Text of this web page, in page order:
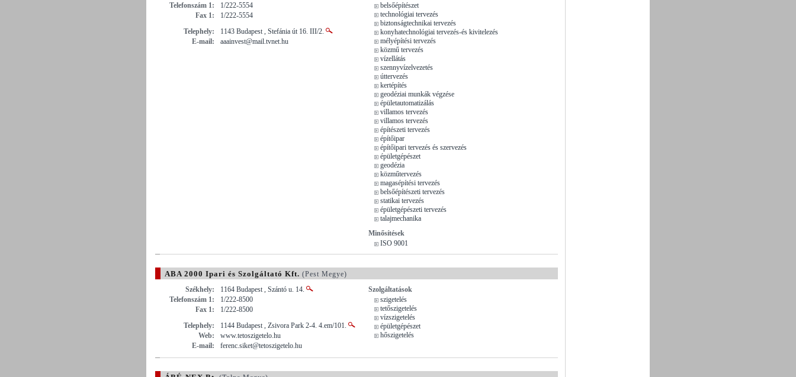
Telefonszám 1:
1/222-5554
Fax 1:
1/222-5554
Telephely:
1143 Budapest , Stefánia út 16. III/2.
E-mail:
aaainvest@mail.tvnet.hu
belsőépítészet
technológiai tervezés
biztonságtechnikai tervezés
konyhatechnológiai tervezés-és kivitelezés
mélyépítési tervezés
közmű tervezés
vízellátás
szennyvízelvezetés
úttervezés
kertépítés
geodéziai munkák végzése
épületautomatizálás
villamos tervezés
villamos tervezés
építészeti tervezés
építőipar
építőipari tervezés és szervezés
épületgépészet
geodézia
közműtervezés
magasépítési tervezés
belsőépítészeti tervezés
statikai tervezés
épületgépészeti tervezés
talajmechanika
Minősítések
ISO 9001
ABA 2000 Ipari és Szolgáltató Kft. (Pest Megye)
Székhely:
1164 Budapest , Szántó u. 14.
Telefonszám 1:
1/222-8500
Fax 1:
1/222-8500
Telephely:
1144 Budapest , Zsivora Park 2-4. 4.em/101.
Web:
www.tetoszigetelo.hu
E-mail:
ferenc.siket@tetoszigetelo.hu
Szolgáltatások
szigetelés
tetőszigetelés
vízszigetelés
épületgépészet
hőszigetelés